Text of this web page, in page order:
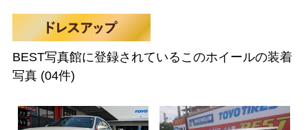
BEST写真館に登録されているこのホイールの装着
写真(04件)